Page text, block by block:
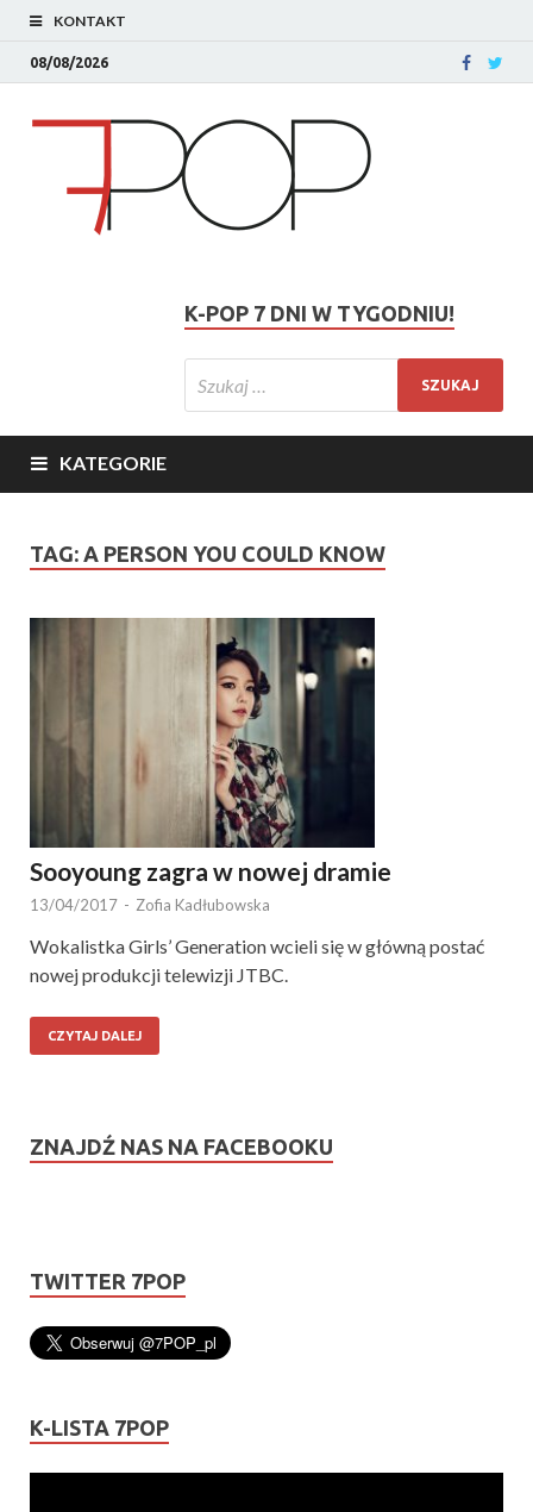
KONTAKT
08/08/2026
K-POP 7 DNI W TYGODNIU!
KATEGORIE
TAG: A PERSON YOU COULD KNOW
Sooyoung zagra w nowej dramie
13/04/2017 - Zofia Kadłubowska
Wokalistka Girls’ Generation wcieli się w główną postać
nowej produkcji telewizji JTBC.
CZYTAJ DALEJ
ZNAJDŹ NAS NA FACEBOOKU
TWITTER 7POP
K-LISTA 7POP